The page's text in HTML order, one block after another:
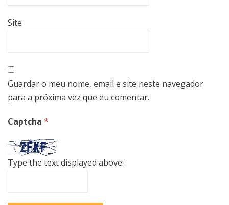
Site
Guardar o meu nome, email e site neste navegador
para a próxima vez que eu comentar.
Captcha *
Type the text displayed above: